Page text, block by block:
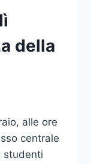
della
alle ore
centrale
studenti